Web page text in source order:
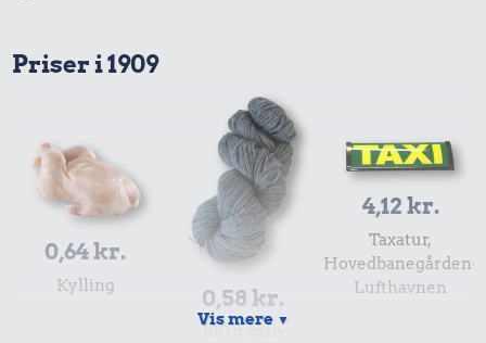
Priser i 1909
0,64 kr.
Kylling 0,58 kr.
100 g garn
4,12 kr.
Taxatur,
Hovedbanegården-
Lufthavnen
Vis mere ▼